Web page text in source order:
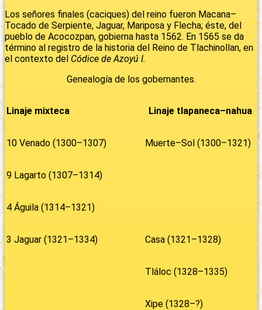
Los señores finales (caciques) del reino fueron Macana–
Tocado de Serpiente, Jaguar, Mariposa y Flecha; éste, del
pueblo de Acocozpan, gobierna hasta 1562. En 1565 se da
término al registro de la historia del Reino de Tlachinollan, en
el contexto del Códice de Azoyú I.
Genealogía de los gobernantes.
Linaje mixteca Linaje tlapaneca–nahua
10 Venado (1300–1307) Muerte–Sol (1300–1321)
9 Lagarto (1307–1314)
4 Águila (1314–1321)
3 Jaguar (1321–1334) Casa (1321–1328)
Tláloc (1328–1335)
Xipe (1328–?)